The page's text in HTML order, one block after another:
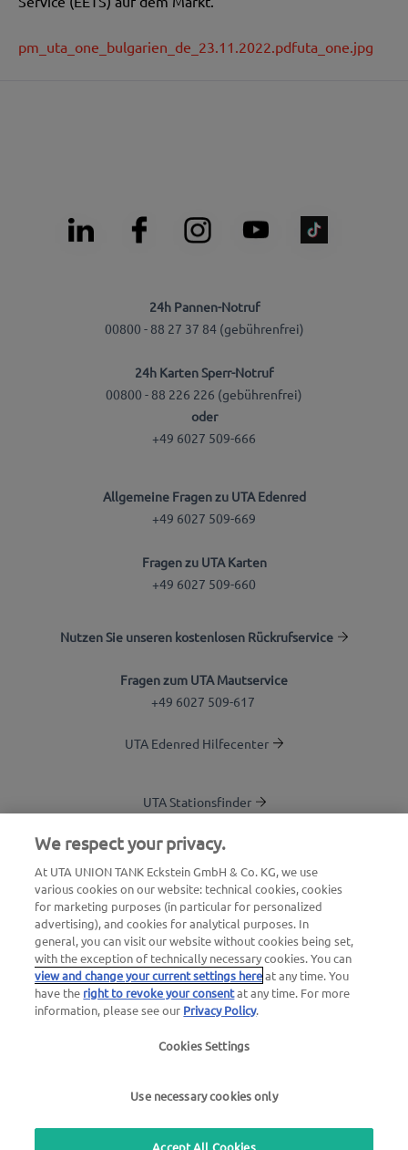
pm_uta_one_bulgarien_de_23.11.2022.pdfuta_one.jpg
24h Pannen-Notruf
00800 - 88 27 37 84 (gebührenfrei)
24h Karten Sperr-Notruf
00800 - 88 226 226 (gebührenfrei)
oder
+49 6027 509-666
Allgemeine Fragen zu UTA Edenred
+49 6027 509-669
Fragen zu UTA Karten
+49 6027 509-660
Nutzen Sie unseren kostenlosen Rückrufservice
Fragen zum UTA Mautservice
+49 6027 509-617
UTA Edenred Hilfecenter
UTA Stationsfinder
Blog
Login Kundenbereich
Über UTA Edenred
UTA Academy
Datenschutzerklärung |
We respect your privacy.
At UTA UNION TANK Eckstein GmbH & Co. KG, we use
various cookies on our website: technical cookies, cookies
for marketing purposes (in particular for personalized
advertising), and cookies for analytical purposes. In
general, you can visit our website without cookies being set,
with the exception of technically necessary cookies. You can
view and change your current settings hereat any time. You
have the right to revoke your consentat any time. For more
information, please see our Privacy Policy.
Cookies Settings
Use necessary cookies only
Accept All Cookies